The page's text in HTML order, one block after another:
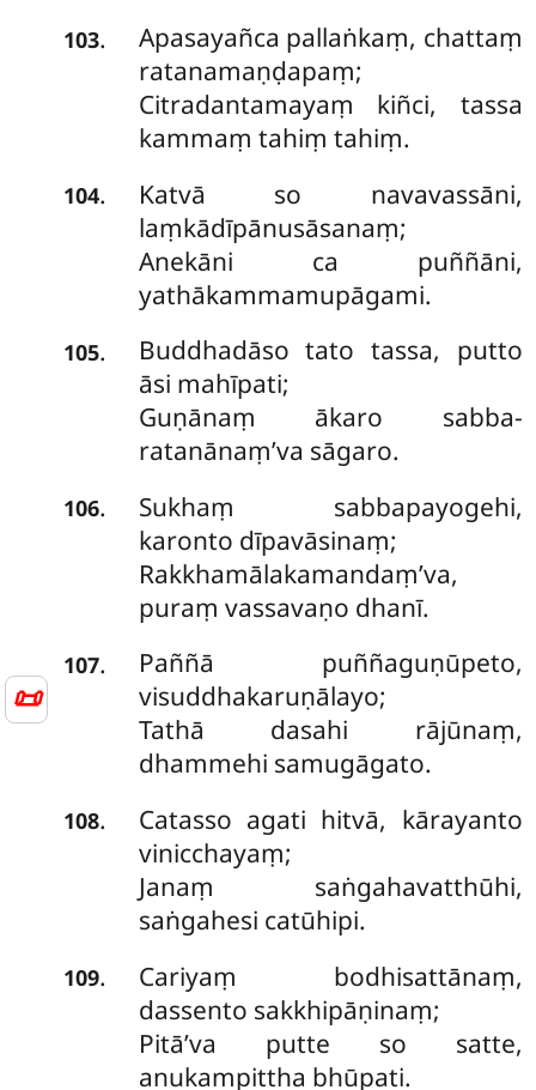
📜
103. Apasayañca pallaṅkaṃ, chattaṃ
ratanamaṇḍapaṃ;
Citradantamayaṃ kiñci, tassa
kammaṃ tahiṃ tahiṃ.
104.
Katvā so navavassāni,
laṃkādīpānusāsanaṃ;
Anekāni ca puññāni,
yathākammamupāgami.
105.
Buddhadāso tato tassa, putto
āsi mahīpati;
Guṇānaṃ ākaro sabba-
ratanānaṃ’va sāgaro.
106.
Sukhaṃ sabbapayogehi,
karonto dīpavāsinaṃ;
Rakkhamālakamandaṃ’va,
puraṃ vassavaṇo dhanī.
107.
Paññā puññaguṇūpeto,
visuddhakaruṇālayo;
Tathā dasahi rājūnaṃ,
dhammehi samugāgato.
108.
Catasso agati hitvā, kārayanto
vinicchayaṃ;
Janaṃ saṅgahavatthūhi,
saṅgahesi catūhipi.
109.
Cariyaṃ bodhisattānaṃ,
dassento sakkhipāṇinaṃ;
Pitā’va putte so satte,
anukampittha bhūpati.